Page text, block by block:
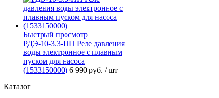
Быстрый просмотр
РДЭ-10-3.3-ПП Реле давления
воды электронное с плавным
пуском для насоса
(1533150000) 6 990 руб. / шт
Каталог